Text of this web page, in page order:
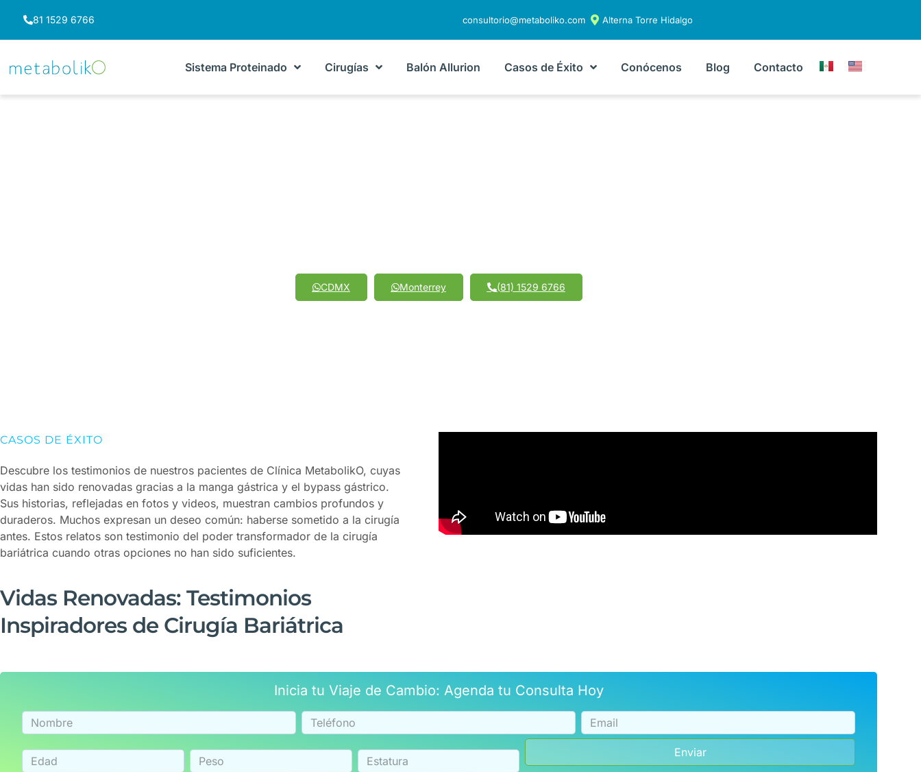
81 1529 6766 consultorio@metaboliko.com Alterna Torre Hidalgo
Sistema Proteinado Cirugías Balón Allurion Casos de Éxito Conócenos Blog Contacto
CDMX Monterrey (81) 1529 6766
CASOS DE ÉXITO
Descubre los testimonios de nuestros pacientes de Clínica MetabolikO, cuyas
vidas han sido renovadas gracias a la manga gástrica y el bypass gástrico.
Sus historias, reflejadas en fotos y videos, muestran cambios profundos y
duraderos. Muchos expresan un deseo común: haberse sometido a la cirugía
antes. Estos relatos son testimonio del poder transformador de la cirugía
bariátrica cuando otras opciones no han sido suficientes.
Vidas Renovadas: Testimonios
Inspiradores de Cirugía Bariátrica
Inicia tu Viaje de Cambio: Agenda tu Consulta Hoy
Enviar